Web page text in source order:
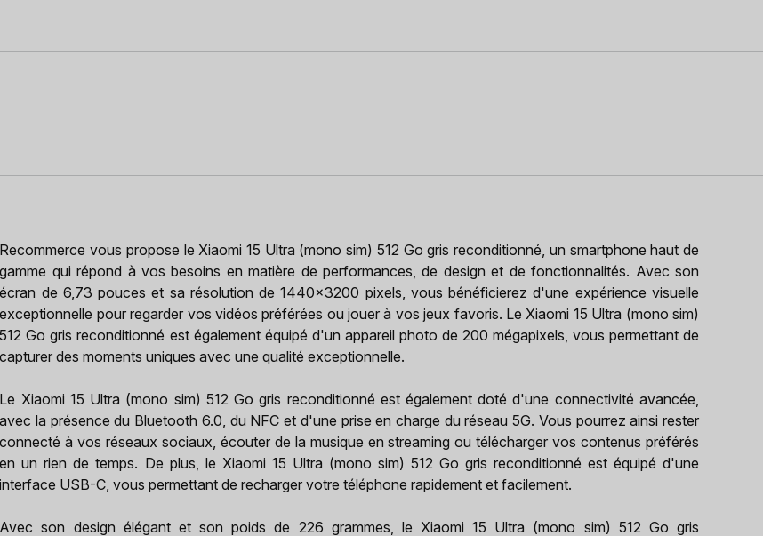
Recommerce vous propose le Xiaomi 15 Ultra (mono sim) 512 Go gris reconditionné, un smartphone haut de
gamme qui répond à vos besoins en matière de performances, de design et de fonctionnalités. Avec son
écran de 6,73 pouces et sa résolution de 1440x3200 pixels, vous bénéficierez d'une expérience visuelle
exceptionnelle pour regarder vos vidéos préférées ou jouer à vos jeux favoris. Le Xiaomi 15 Ultra (mono sim)
512 Go gris reconditionné est également équipé d'un appareil photo de 200 mégapixels, vous permettant de
capturer des moments uniques avec une qualité exceptionnelle.
Le Xiaomi 15 Ultra (mono sim) 512 Go gris reconditionné est également doté d'une connectivité avancée,
avec la présence du Bluetooth 6.0, du NFC et d'une prise en charge du réseau 5G. Vous pourrez ainsi rester
connecté à vos réseaux sociaux, écouter de la musique en streaming ou télécharger vos contenus préférés
en un rien de temps. De plus, le Xiaomi 15 Ultra (mono sim) 512 Go gris reconditionné est équipé d'une
interface USB-C, vous permettant de recharger votre téléphone rapidement et facilement.
Avec son design élégant et son poids de 226 grammes, le Xiaomi 15 Ultra (mono sim) 512 Go gris